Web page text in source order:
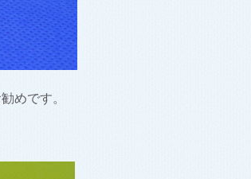
めです。